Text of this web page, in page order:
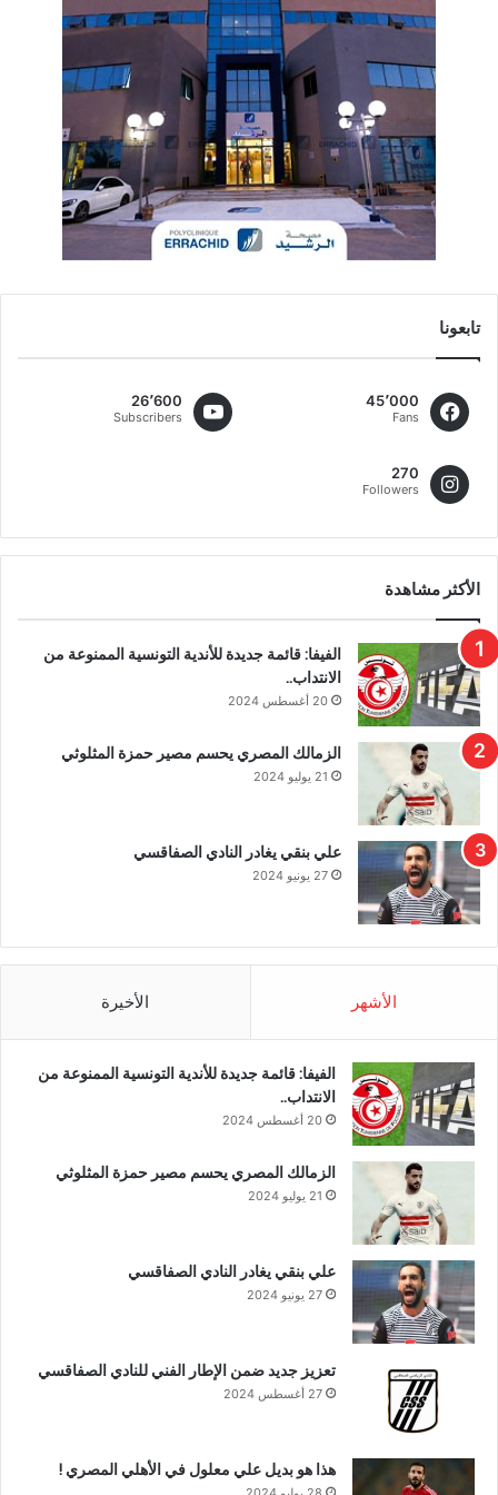
تابعونا
45٬000
Fans
26٬600
Subscribers
270
Followers
الأكثر مشاهدة
الفيفا: قائمة جديدة للأندية التونسية الممنوعة من
الانتداب..
20 أغسطس 2024
الزمالك المصري يحسم مصير حمزة المثلوثي
21 يوليو 2024
علي بنقي يغادر النادي الصفاقسي
27 يونيو 2024
الأشهر الأخيرة
الفيفا: قائمة جديدة للأندية التونسية الممنوعة من
الانتداب..
20 أغسطس 2024
الزمالك المصري يحسم مصير حمزة المثلوثي
21 يوليو 2024
علي بنقي يغادر النادي الصفاقسي
27 يونيو 2024
تعزيز جديد ضمن الإطار الفني للنادي الصفاقسي
27 أغسطس 2024
هذا هو بديل علي معلول في الأهلي المصري !